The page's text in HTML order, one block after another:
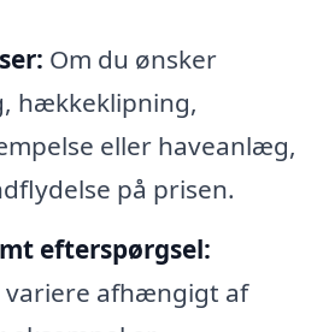
Om du ønsker
hækkeklipning,
eller haveanlæg,
på prisen.
efterspørgsel:
variere afhængigt af